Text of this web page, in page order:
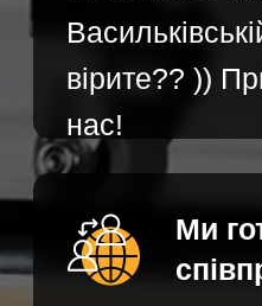
Ми працюємо:
Вихідний
+38 (063) 565-35-64
НАПИШІТЬ НАМ
ТОВ "ПРО ЗОРІ"
info@prozori.ua